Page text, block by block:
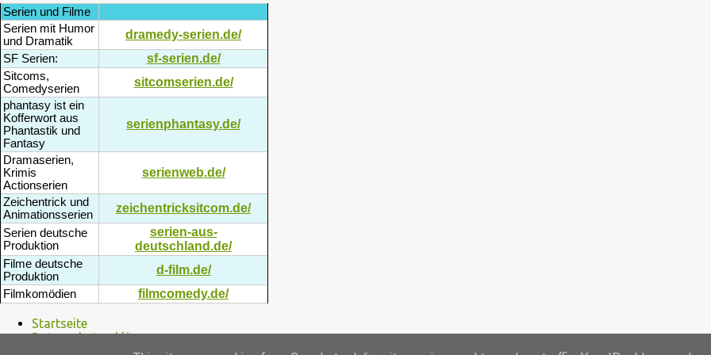
Serien und Filme
Serien mit Humor
und Dramatik
dramedy-serien.de/
SF Serien: sf-serien.de/
Sitcoms,
Comedyserien
sitcomserien.de/
phantasy ist ein
Kofferwort aus
Phantastik und
Fantasy
serienphantasy.de/
Dramaserien,
Krimis
Actionserien
serienweb.de/
Zeichentrick und
Animationsserien
zeichentricksitcom.de/
Serien deutsche
Produktion
serien-aus-
deutschland.de/
Filme deutsche
Produktion
d-film.de/
Filmkomödien filmcomedy.de/
Startseite
Datenschutzerklärung
Disclaimer / Nutzungsbedingungen